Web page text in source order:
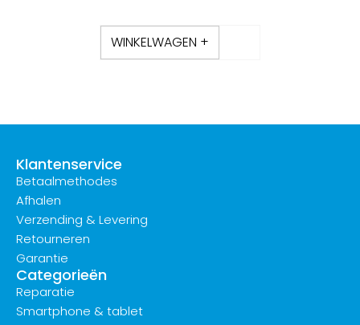
WINKELWAGEN +
Klantenservice
Betaalmethodes
Afhalen
Verzending & Levering
Retourneren
Garantie
Categorieën
Reparatie
Smartphone & tablet